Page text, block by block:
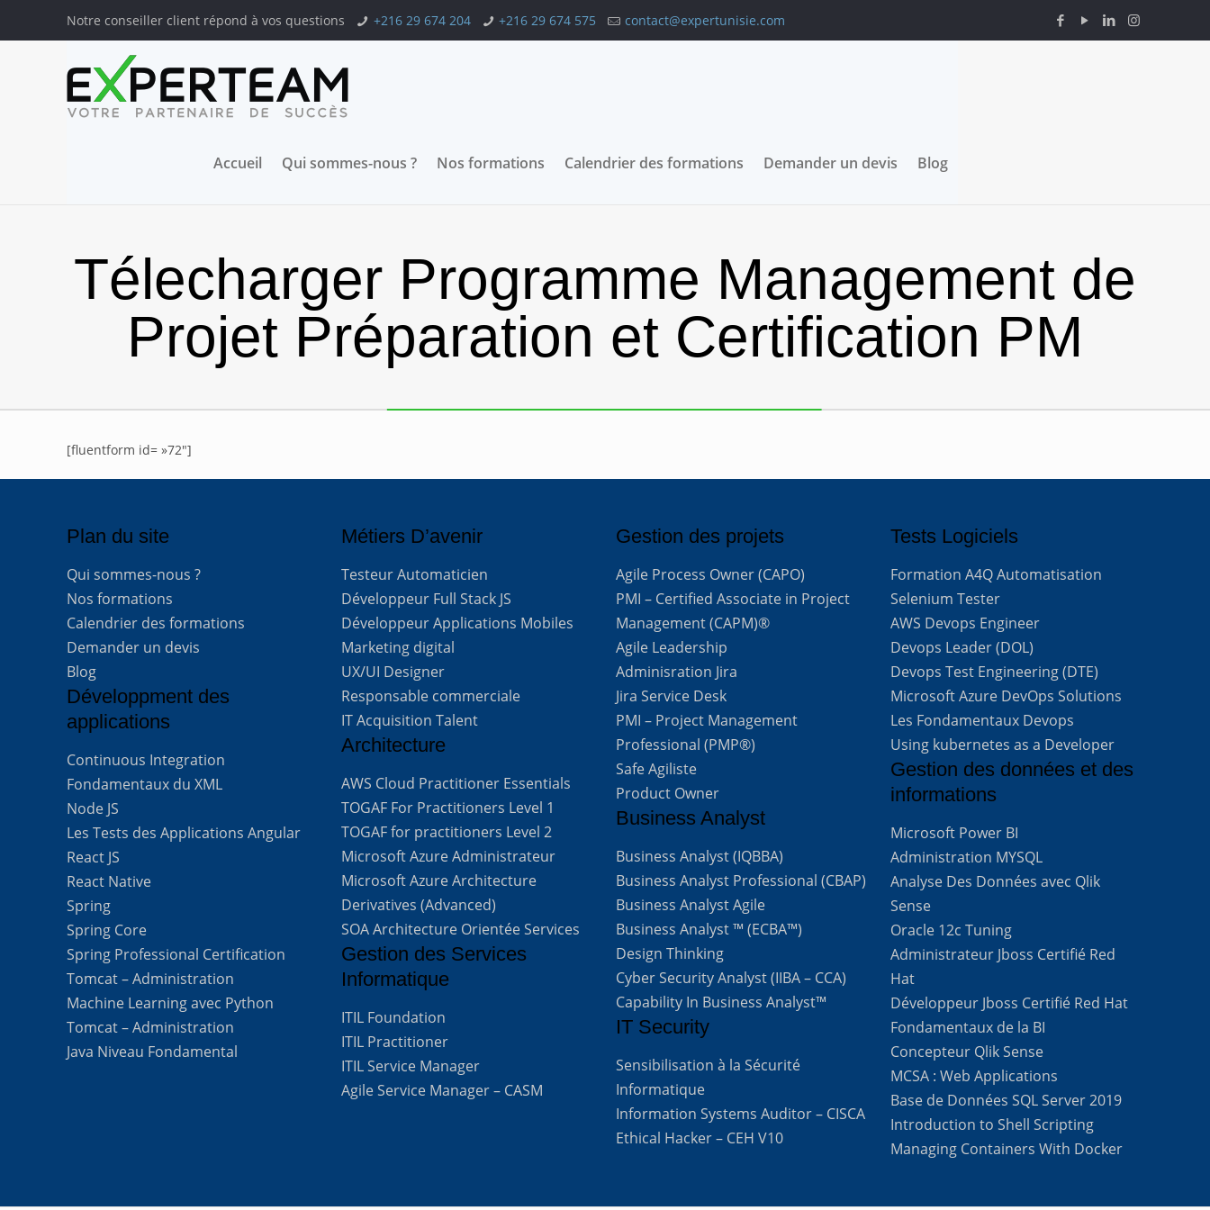
Notre conseiller client répond à vos questions +216 29 674 204 +216 29 674 575 contact@expertunisie.com
Accueil Qui sommes-nous ? Nos formations Calendrier des formations Demander un devis Blog
Télecharger Programme Management de
Projet Préparation et Certiﬁcation PM
[fluentform id= »72″]
Plan du site
Qui sommes-nous ?
Nos formations
Calendrier des formations
Demander un devis
Blog
Développment des
applications
Continuous Integration
Fondamentaux du XML
Node JS
Les Tests des Applications Angular
React JS
React Native
Spring
Spring Core
Spring Professional Certification
Tomcat – Administration
Machine Learning avec Python
Tomcat – Administration
Java Niveau Fondamental
Métiers D’avenir
Testeur Automaticien
Développeur Full Stack JS
Développeur Applications Mobiles
Marketing digital
UX/UI Designer
Responsable commerciale
IT Acquisition Talent
Architecture
AWS Cloud Practitioner Essentials
TOGAF For Practitioners Level 1
TOGAF for practitioners Level 2
Microsoft Azure Administrateur
Microsoft Azure Architecture
Derivatives (Advanced)
SOA Architecture Orientée Services
Gestion des Services
Informatique
ITIL Foundation
ITIL Practitioner
ITIL Service Manager
Agile Service Manager – CASM
Gestion des projets
Agile Process Owner (CAPO)
PMI – Certified Associate in Project
Management (CAPM)®
Agile Leadership
Adminisration Jira
Jira Service Desk
PMI – Project Management
Professional (PMP®)
Safe Agiliste
Product Owner
Business Analyst
Business Analyst (IQBBA)
Business Analyst Professional (CBAP)
Business Analyst Agile
Business Analyst ™ (ECBA™)
Design Thinking
Cyber Security Analyst (IIBA – CCA)
Capability In Business Analyst™
IT Security
Sensibilisation à la Sécurité
Informatique
Information Systems Auditor – CISCA
Ethical Hacker – CEH V10
Tests Logiciels
Formation A4Q Automatisation
Selenium Tester
AWS Devops Engineer
Devops Leader (DOL)
Devops Test Engineering (DTE)
Microsoft Azure DevOps Solutions
Les Fondamentaux Devops
Using kubernetes as a Developer
Gestion des données et des
informations
Microsoft Power BI
Administration MYSQL
Analyse Des Données avec Qlik
Sense
Oracle 12c Tuning
Administrateur Jboss Certifié Red
Hat
Développeur Jboss Certifié Red Hat
Fondamentaux de la BI
Concepteur Qlik Sense
MCSA : Web Applications
Base de Données SQL Server 2019
Introduction to Shell Scripting
Managing Containers With Docker